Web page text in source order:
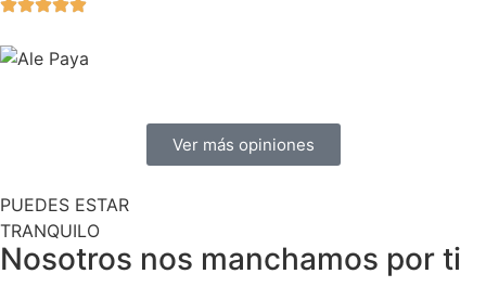
Ver más opiniones
PUEDES ESTAR
TRANQUILO
Nosotros nos manchamos por ti